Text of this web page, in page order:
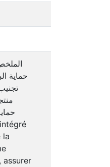
حماية
la
assurer